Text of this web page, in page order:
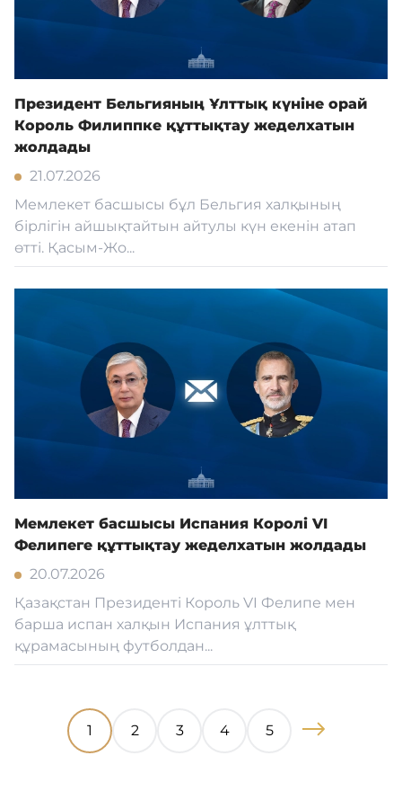
Президент Бельгияның Ұлттық күніне орай
Король Филиппке құттықтау жеделхатын
жолдады
21.07.2026
Мемлекет басшысы бұл Бельгия халқының
бірлігін айшықтайтын айтулы күн екенін атап
өтті. Қасым-Жо...
Мемлекет басшысы Испания Королі VI
Фелипеге құттықтау жеделхатын жолдады
20.07.2026
Қазақстан Президенті Король VI Фелипе мен
барша испан халқын Испания ұлттық
құрамасының футболдан...
1 2 3 4 5